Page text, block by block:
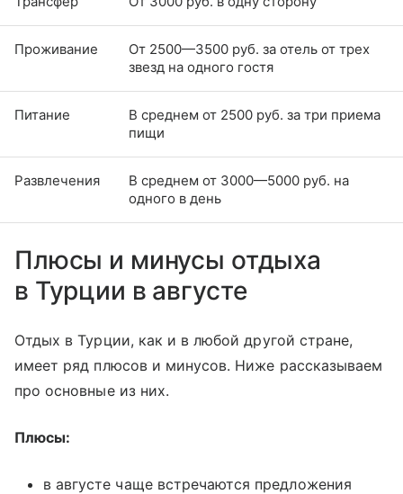
Проживание
От 2500—3500 руб. за отель от трех
звезд на одного гостя
Питание
В среднем от 2500 руб. за три приема
пищи
Развлечения
В среднем от 3000—5000 руб. на
одного в день
Плюсы и минусы отдыха
в Турции в августе
Отдых в Турции, как и в любой другой стране,
имеет ряд плюсов и минусов. Ниже рассказываем
про основные из них.
Плюсы:
в августе чаще встречаются предложения